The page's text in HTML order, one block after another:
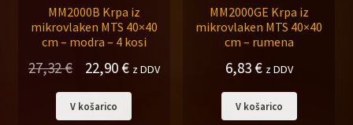
MM2000B Krpa iz
mikrovlaken MTS 40×40
cm – modra – 4 kosi
27,32€
Izvirna
cena
je
22,90€Trenutna
cena
je:
z DDV
V košarico
MM2000GE Krpa iz
mikrovlaken MTS 40×40
cm – rumena
6,83 € z DDV
V košarico